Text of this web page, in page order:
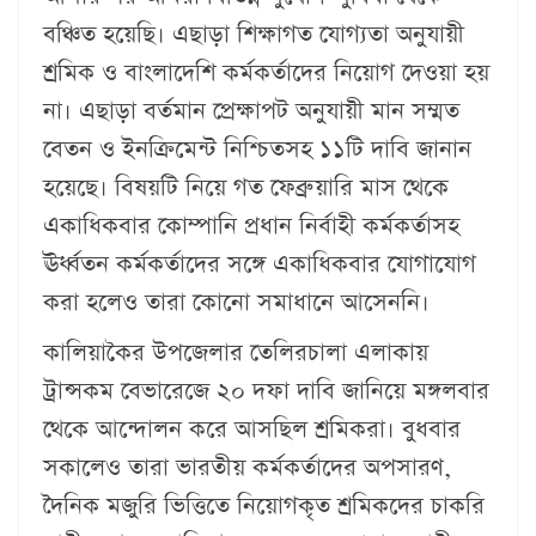
বঞ্চিত হয়েছি। এছাড়া শিক্ষাগত যোগ্যতা অনুযায়ী
শ্রমিক ও বাংলাদেশি কর্মকর্তাদের নিয়োগ দেওয়া হয়
না। এছাড়া বর্তমান প্রেক্ষাপট অনুযায়ী মান সম্মত
বেতন ও ইনক্রিমেন্ট নিশ্চিতসহ ১১টি দাবি জানান
হয়েছে। বিষয়টি নিয়ে গত ফেব্রুয়ারি মাস থেকে
একাধিকবার কোম্পানি প্রধান নির্বাহী কর্মকর্তাসহ
ঊর্ধ্বতন কর্মকর্তাদের সঙ্গে একাধিকবার যোগাযোগ
করা হলেও তারা কোনো সমাধানে আসেননি।
কালিয়াকৈর উপজেলার তেলিরচালা এলাকায়
ট্রান্সকম বেভারেজে ২০ দফা দাবি জানিয়ে মঙ্গলবার
থেকে আন্দোলন করে আসছিল শ্রমিকরা। বুধবার
সকালেও তারা ভারতীয় কর্মকর্তাদের অপসারণ,
দৈনিক মজুরি ভিত্তিতে নিয়োগকৃত শ্রমিকদের চাকরি